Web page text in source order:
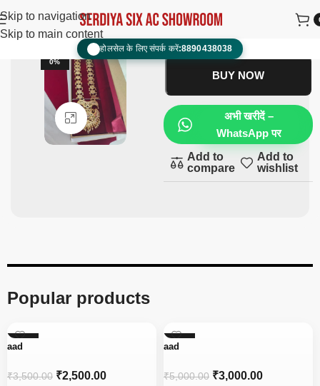
Skip to navigation
Skip to main content
📞 होलसेल के लिए संपर्क करें:8890438038
0%
Click to enlarge
Ramnavmi
₹2,500.00
BUY NOW
अभी खरीदें –
WhatsApp पर
Add to
compare
Add to
wishlist
Popular products
-29%
aad
₹3,500.00 ₹2,500.00
-40%
aad
₹5,000.00 ₹3,000.00